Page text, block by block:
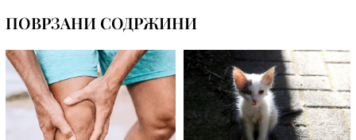
ПОВРЗАНИ СОДРЖИНИ